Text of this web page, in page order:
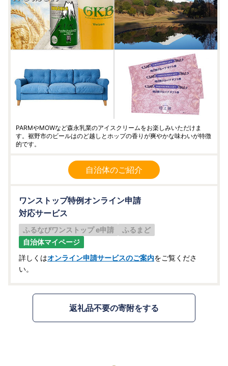
PARMやMOWなど森永乳業のアイスクリームをお楽しみいただけま
す。裾野市のビールはのど越しとホップの香りが爽やかな味わいが特徴
的です。
自治体のご紹介
ワンストップ特例オンライン申請
対応サービス
ふるなびワンストップ e申請
ふるまど
自治体マイページ
詳しくはオンライン申請サービスのご案内をご覧くださ
い。
返礼品不要の寄附をする